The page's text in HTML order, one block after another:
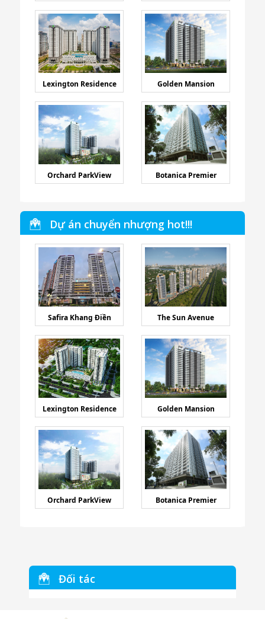
Lexington Residence Golden Mansion
Orchard ParkView Botanica Premier
Dự án chuyển nhượng hot!!!
Safira Khang Điền The Sun Avenue
Lexington Residence Golden Mansion
Orchard ParkView Botanica Premier
Đối tác